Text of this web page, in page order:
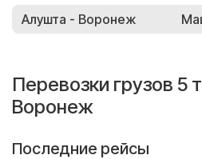
Алушта - Воронеж
Перевозки грузов 5
Воронеж
Последние рейсы